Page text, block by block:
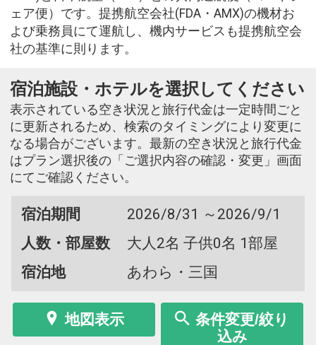
ェア便）です。提携航空会社(FDA・AMX)の機材お
よび乗務員にて運航し、機内サービスも提携航空会
社の基準に則ります。
宿泊施設・ホテルを選択してください
表示されている空き状況と旅行代金は一定時間ごと
に更新されるため、検索のタイミングにより変更に
なる場合がございます。最新の空き状況と旅行代金
はプラン選択後の「ご選択内容の確認・変更」画面
にてご確認ください。
宿泊期間
2026/8/31 ～2026/9/1
人数・部屋数
大人2名 子供0名 1部屋
宿泊地
あわら・三国
地図表示
条件変更/絞り
込み